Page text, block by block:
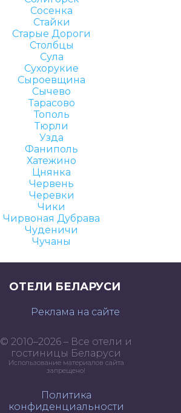
Сосенка
Стайки
Старые Дороги
Столбцы
Сула
Сухорукие
Сыроевщина
Сычево
Тарасово
Тополь
Тюрли
Узда
Фаниполь
Хатежино
Цнянка
Червень
Черевки
Чики
Чирвоная Дубрава
Чуденичи
Чучаны
ОТЕЛИ БЕЛАРУСИ
Реклама на сайте
© 2010–2026 – Все отели и
гостиницы Беларуси
Использование материалов сайта
запрещено!
Политика
конфиденциальности